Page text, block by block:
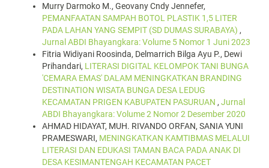
Murry Darmoko M., Geovany Cndy Jennefer,
PEMANFAATAN SAMPAH BOTOL PLASTIK 1,5 LITER
PADA LAHAN YANG SEMPIT (SD DUMAS SURABAYA) ,
Jurnal ABDI Bhayangkara: Volume 5 Nomor 1 Juni 2023
Fitria Widiyani Roosinda, Delmarrich Bilga Ayu P., Dewi
Prihandari, LITERASI DIGITAL KELOMPOK TANI BUNGA
'CEMARA EMAS' DALAM MENINGKATKAN BRANDING
DESTINATION WISATA BUNGA DESA LEDUG
KECAMATAN PRIGEN KABUPATEN PASURUAN , Jurnal
ABDI Bhayangkara: Volume 2 Nomor 2 Desember 2020
AHMAD HIDAYAT, MUH. RIVANDO ORFAN, SANIA YUNI
PRAMESWARI, MENINGKATKAN KAMTIBMAS MELALUI
LITERASI DAN EDUKASI TAMAN BACA PADA ANAK DI
DESA KESIMANTENGAH KECAMATAN PACET